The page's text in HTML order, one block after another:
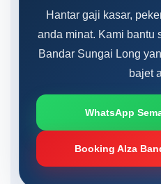
Hantar gaji kasar,
anda minat. Kami bantu
Bandar Sungai Long
bajet
WhatsApp
Booking Alza